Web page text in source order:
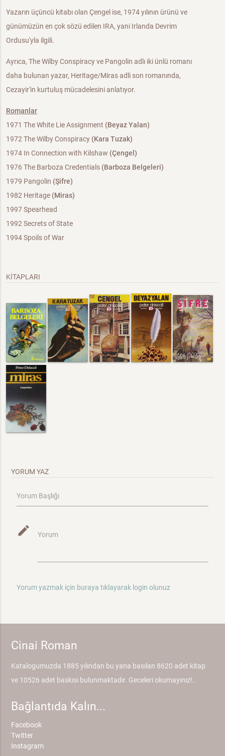
Yazarın üçüncü kitabı olan Çengel ise, 1974 yılının ürünü ve
günümüzün en çok sözü edilen IRA, yani Irlanda Devrim
Ordusu'yla ilgili.
Ayrıca, The Wilby Conspiracy ve Pangolin adlı iki ünlü romanı
daha bulunan yazar, Heritage/Miras adli son romanında,
Cezayir'in kurtuluş mücadelesini anlatıyor.
Romanlar
1971 The White Lie Assignment (Beyaz Yalan)
1972 The Wilby Conspiracy (Kara Tuzak)
1974 In Connection with Kilshaw (Çengel)
1976 The Barboza Credentials (Barboza Belgeleri)
1979 Pangolin (Şifre)
1982 Heritage (Miras)
1997 Spearhead
1992 Secrets of State
1994 Spoils of War
KİTAPLARI
YORUM YAZ
Yorum Başlığı
mode_edit Yorum
Yorum yazmak için buraya tıklayarak login olunuz
Cinai Roman
Katalogumuzda 1885 yılından bu yana basılan 8620 adet kitap
ve 10526 adet baskısı bulunmaktadır. Geceleri okumayınız!..
Bağlantıda Kalın...
Facebook
Twitter
Instagram